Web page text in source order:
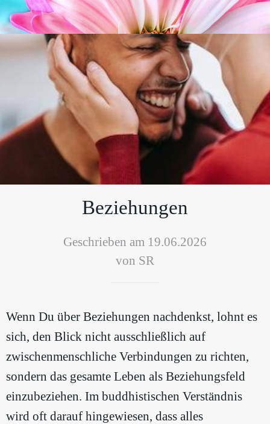
Beziehungen
Geschrieben am 19.06.2026
von SR
Wenn Du über Beziehungen nachdenkst, lohnt es
sich, den Blick nicht ausschließlich auf
zwischenmenschliche Verbindungen zu richten,
sondern das gesamte Leben als Beziehungsfeld
einzubeziehen. Im buddhistischen Verständnis
wird oft darauf hingewiesen, dass alles